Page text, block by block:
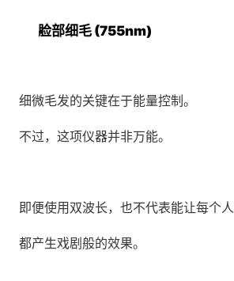
脸部细毛 (755nm)
细微毛发的关键在于能量控制。
不过，这项仪器并非万能。
即便使用双波长，也不代表能让每个人
都产生戏剧般的效果。